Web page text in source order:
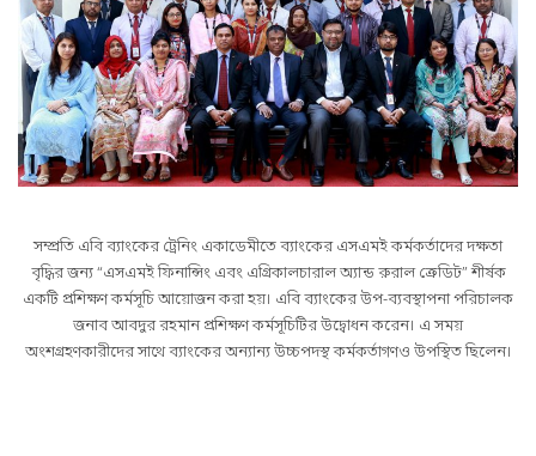
সম্প্রতি এবি ব্যাংকের ট্রেনিং একাডেমীতে ব্যাংকের এসএমই কর্মকর্তাদের দক্ষতা
বৃদ্ধির জন্য “এসএমই ফিনান্সিং এবং এগ্রিকালচারাল অ্যান্ড রুরাল ক্রেডিট” শীর্ষক
একটি প্রশিক্ষণ কর্মসূচি আয়োজন করা হয়। এবি ব্যাংকের উপ-ব্যবস্থাপনা পরিচালক
জনাব আবদুর রহমান প্রশিক্ষণ কর্মসূচিটির উদ্বোধন করেন। এ সময়
অংশগ্রহণকারীদের সাথে ব্যাংকের অন্যান্য উচ্চপদস্থ কর্মকর্তাগণও উপস্থিত ছিলেন।